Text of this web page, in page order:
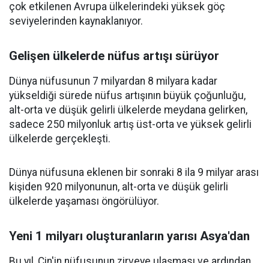
çok etkilenen Avrupa ülkelerindeki yüksek göç
seviyelerinden kaynaklanıyor.
Gelişen ülkelerde nüfus artışı sürüyor
Dünya nüfusunun 7 milyardan 8 milyara kadar
yükseldiği sürede nüfus artışının büyük çoğunluğu,
alt-orta ve düşük gelirli ülkelerde meydana gelirken,
sadece 250 milyonluk artış üst-orta ve yüksek gelirli
ülkelerde gerçekleşti.
Dünya nüfusuna eklenen bir sonraki 8 ila 9 milyar arası
kişiden 920 milyonunun, alt-orta ve düşük gelirli
ülkelerde yaşaması öngörülüyor.
Yeni 1 milyarı oluşturanların yarısı Asya'dan